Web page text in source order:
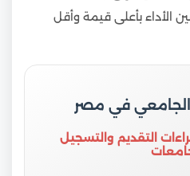
الأداء بأعلى قيمة وأقل
الجامعي في مصر
التقديم والتسجيل